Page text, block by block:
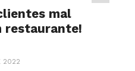
mal
restaurante!
2022